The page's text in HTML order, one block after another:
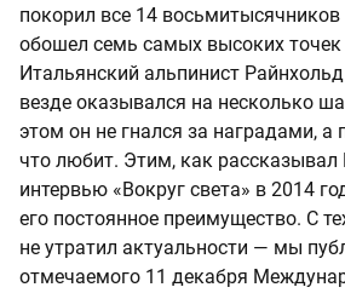
покорил все 14
обошел семь самых высоких точек
Итальянский альпинист
везде оказывался на несколько
этом он не гнался за наградами, а
что любит. Этим, как рассказывал
интервью «Вокруг света» в 2014
его постоянное преимущество. С
не утратил актуальности — мы
отмечаемого 11 декабря